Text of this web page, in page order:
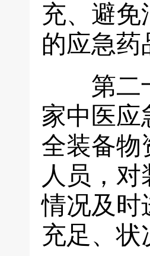
充、避免
的应急药
第二
家中医应
全装备物
人员，
情况及时
充足、状